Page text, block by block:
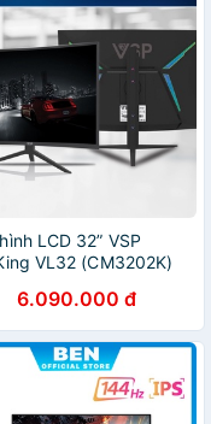
LCD 32” VSP
VL32 (CM3202K)
Cong
6.090.000 đ